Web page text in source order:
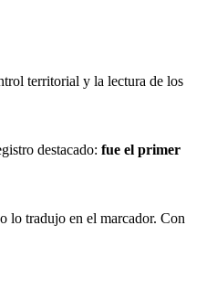
territorial y la lectura de los
destacado: fue el primer
lo tradujo en el marcador. Con